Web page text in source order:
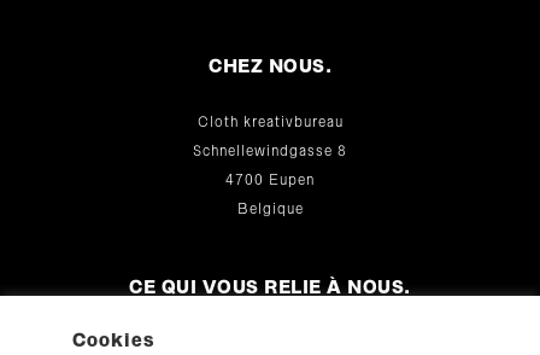
CHEZ NOUS.
Cloth kreativbureau
Schnellewindgasse 8
4700 Eupen
Belgique
CE QUI VOUS RELIE À NOUS.
Cookies